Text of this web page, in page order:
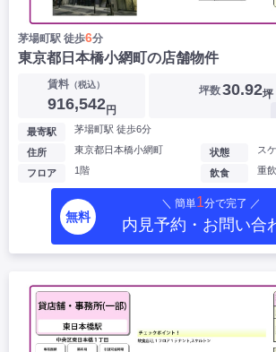
茅場町駅 徒歩6分
東京都日本橋小網町の店舗物件
賃料（税込）
916,542円
坪数30.92坪
最寄駅 茅場町駅 徒歩6分
住所 東京都日本橋小網町
フロア 1階
状態 ス
飲食 重
無料
＼ 簡単1分で完了 ／
内見予約・お問い合